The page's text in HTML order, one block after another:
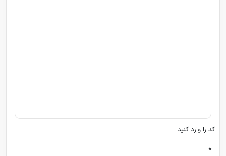
کد را وارد کنید:
*